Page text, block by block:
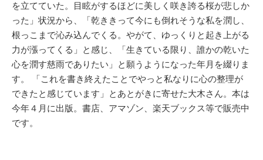
を立てていた。目眩がするほどに美しく咲き誇る桜が悲しか
った」状況から、「乾ききって今にも倒れそうな私を潤し、
根っこまで沁み込んでくる。やがて、ゆっくりと起き上がる
力が漲ってくる」と感じ、「生きている限り、誰かの乾いた
心を潤す慈雨でありたい」と願うようになった年月を綴りま
す。 「これを書き終えたことでやっと私なりに心の整理が
できたと感じています」とあとがきに寄せた大木さん。本は
今年４月に出版。書店、アマゾン、楽天ブックス等で販売中
です。